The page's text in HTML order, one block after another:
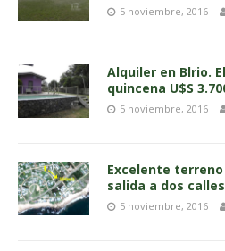
5 noviembre, 2016
Alquiler en Blrio.
quincena U$S
5 noviembre, 2016
Excelente terreno
salida a dos
5 noviembre, 2016